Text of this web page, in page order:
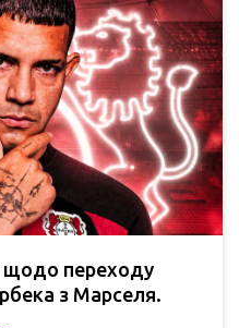
щодо переходу
з Марселя.